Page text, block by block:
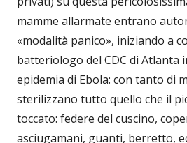
mamme allarmate entrano
«modalità panico», iniziando a
batteriologo del CDC di Atlanta
epidemia di Ebola: con tanto di
sterilizzano tutto quello che il
toccato: federe del cuscino,
asciugamani, guanti, berretto,